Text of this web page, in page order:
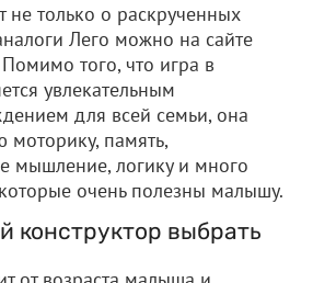
не только о раскрученных
Лего можно на сайте
того, что игра в
увлекательным
для всей семьи, она
моторику, память,
мышление, логику и много
очень полезны малышу.
конструктор выбрать